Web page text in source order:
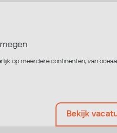
op meerdere continenten, van
Bekijk